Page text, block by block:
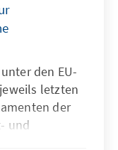
den EU-
letzten
der
und